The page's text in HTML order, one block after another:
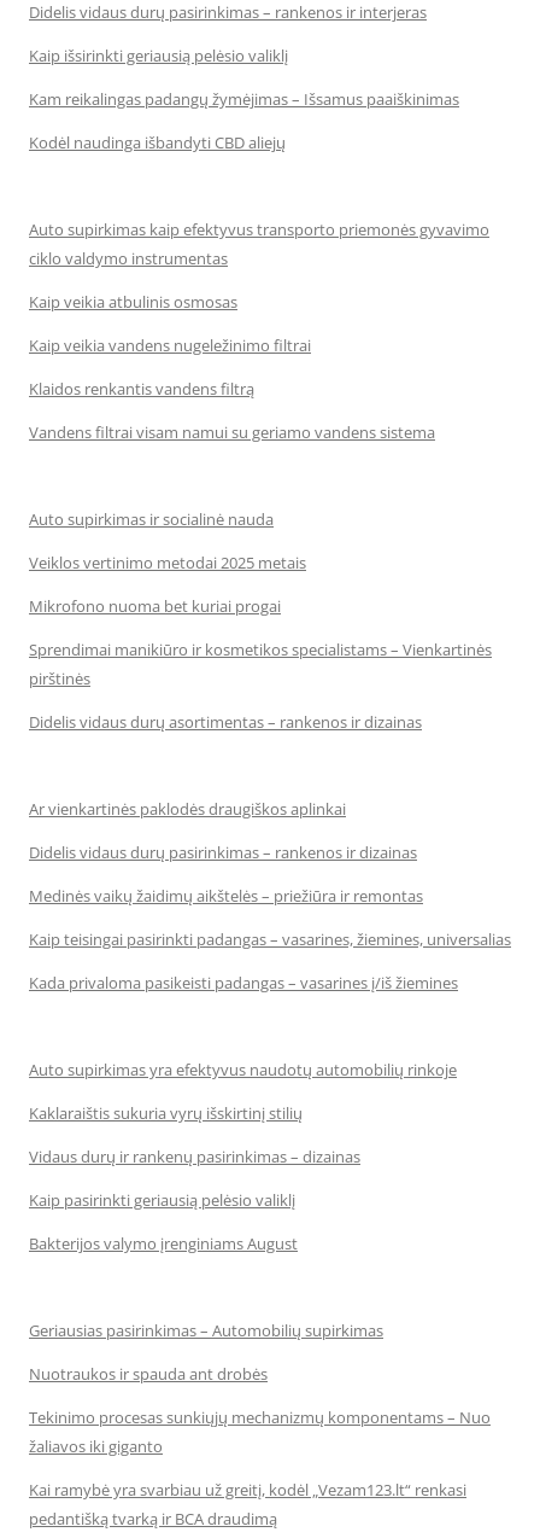
Didelis vidaus durų pasirinkimas – rankenos ir interjeras
Kaip išsirinkti geriausią pelėsio valiklį
Kam reikalingas padangų žymėjimas – Išsamus paaiškinimas
Kodėl naudinga išbandyti CBD aliejų
Auto supirkimas kaip efektyvus transporto priemonės gyvavimo
ciklo valdymo instrumentas
Kaip veikia atbulinis osmosas
Kaip veikia vandens nugeležinimo filtrai
Klaidos renkantis vandens filtrą
Vandens filtrai visam namui su geriamo vandens sistema
Auto supirkimas ir socialinė nauda
Veiklos vertinimo metodai 2025 metais
Mikrofono nuoma bet kuriai progai
Sprendimai manikiūro ir kosmetikos specialistams – Vienkartinės
pirštinės
Didelis vidaus durų asortimentas – rankenos ir dizainas
Ar vienkartinės paklodės draugiškos aplinkai
Didelis vidaus durų pasirinkimas – rankenos ir dizainas
Medinės vaikų žaidimų aikštelės – priežiūra ir remontas
Kaip teisingai pasirinkti padangas – vasarines, žiemines, universalias
Kada privaloma pasikeisti padangas – vasarines į/iš žiemines
Auto supirkimas yra efektyvus naudotų automobilių rinkoje
Kaklaraištis sukuria vyrų išskirtinį stilių
Vidaus durų ir rankenų pasirinkimas – dizainas
Kaip pasirinkti geriausią pelėsio valiklį
Bakterijos valymo įrenginiams August
Geriausias pasirinkimas – Automobilių supirkimas
Nuotraukos ir spauda ant drobės
Tekinimo procesas sunkiųjų mechanizmų komponentams – Nuo
žaliavos iki giganto
Kai ramybė yra svarbiau už greitį, kodėl „Vezam123.lt“ renkasi
pedantišką tvarką ir BCA draudimą